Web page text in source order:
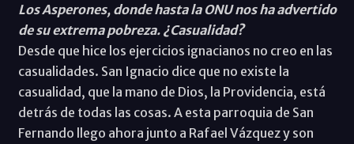
Los Asperones, donde hasta la ONU nos ha advertido
de su extrema pobreza. ¿Casualidad?
Desde que hice los ejercicios ignacianos no creo en las
casualidades. San Ignacio dice que no existe la
casualidad, que la mano de Dios, la Providencia, está
detrás de todas las cosas. A esta parroquia de San
Fernando llego ahora junto a Rafael Vázquez y son